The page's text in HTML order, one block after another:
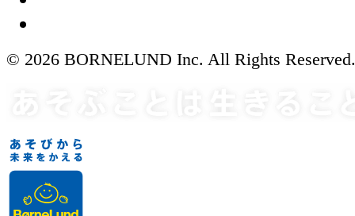
© 2026 BORNELUND Inc. All Rights Reserved.